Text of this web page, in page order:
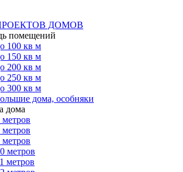
ДОМОВ
помещений
100 кв м
150 кв м
200 кв м
250 кв м
300 кв м
дома, особняки
дома
метров
метров
метров
метров
метров